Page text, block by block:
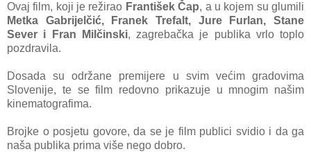
Ovaj film, koji je režirao František Čap, a u kojem su glumili
Metka Gabrijelčić, Franek Trefalt, Jure Furlan, Stane
Sever i Fran Milčinski, zagrebačka je publika vrlo toplo
pozdravila.
Dosada su održane premijere u svim većim gradovima
Slovenije, te se film redovno prikazuje u mnogim našim
kinematografima.
Brojke o posjetu govore, da se je film publici svidio i da ga
naša publika prima više nego dobro.